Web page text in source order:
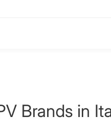
Brands in